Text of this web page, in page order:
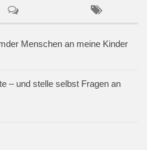
Menschen an meine Kinder
– und stelle selbst Fragen an